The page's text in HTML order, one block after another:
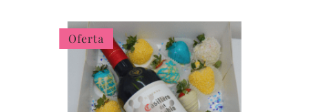
Oferta